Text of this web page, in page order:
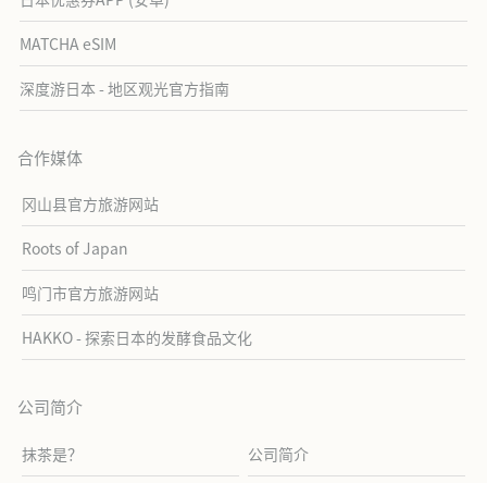
MATCHA eSIM
深度游日本 - 地区观光官方指南
合作媒体
冈山县官方旅游网站
Roots of Japan
鸣门市官方旅游网站
HAKKO - 探索日本的发酵食品文化
公司简介
抹茶是？ 公司简介